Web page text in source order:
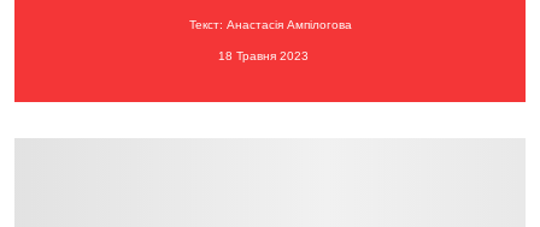
Текст: Анастасія Ампілогова
18 Травня 2023